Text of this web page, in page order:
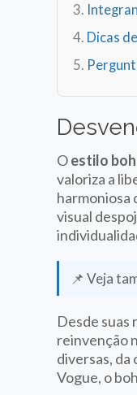
Dicas
Oestilo
valoriza a
harmoniosa
visual
📌 Veja
Desde suas
reinvenção
diversas, da
Vogue, o